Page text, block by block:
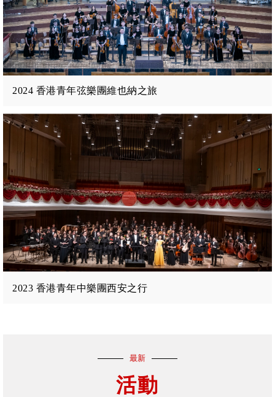
2024 香港青年弦樂團維也納之旅
2023 香港青年中樂團西安之行
最新
活動